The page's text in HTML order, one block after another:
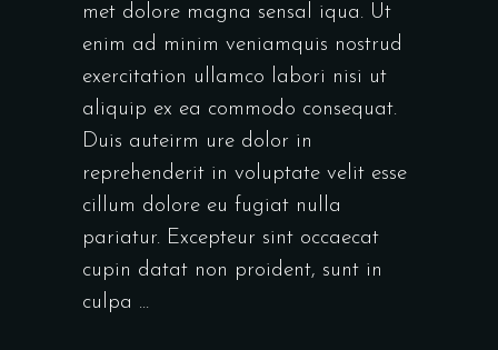
met dolore magna sensal iqua. Ut
enim ad minim veniamquis nostrud
exercitation ullamco labori nisi ut
aliquip ex ea commodo consequat.
Duis auteirm ure dolor in
reprehenderit in voluptate velit esse
cillum dolore eu fugiat nulla
pariatur. Excepteur sint occaecat
cupin datat non proident, sunt in
culpa